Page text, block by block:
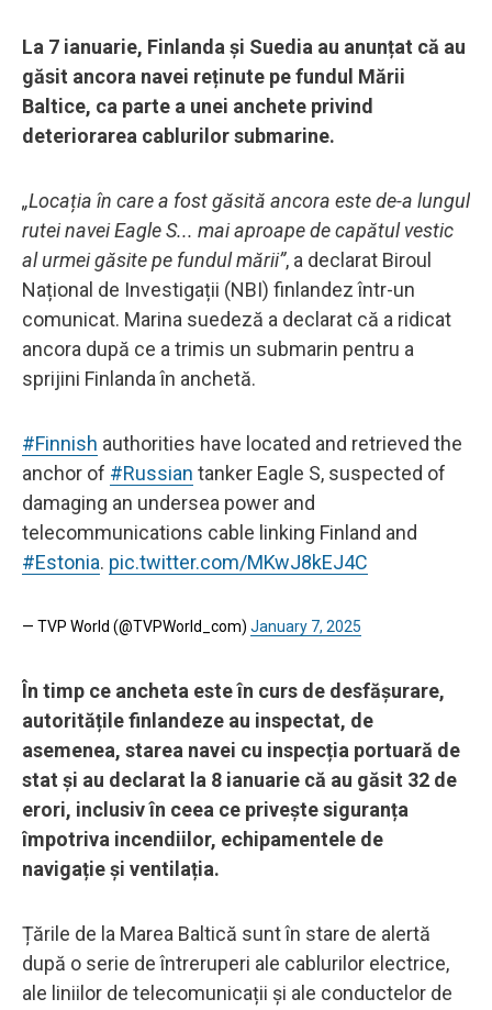
La 7 ianuarie, Finlanda și Suedia au anunțat că au
găsit ancora navei reținute pe fundul Mării
Baltice, ca parte a unei anchete privind
deteriorarea cablurilor submarine.
„Locația în care a fost găsită ancora este de-a lungul
rutei navei Eagle S... mai aproape de capătul vestic
al urmei găsite pe fundul mării”, a declarat Biroul
Național de Investigații (NBI) finlandez într-un
comunicat. Marina suedeză a declarat că a ridicat
ancora după ce a trimis un submarin pentru a
sprijini Finlanda în anchetă.
#Finnish authorities have located and retrieved the
anchor of #Russian tanker Eagle S, suspected of
damaging an undersea power and
telecommunications cable linking Finland and
#Estonia. pic.twitter.com/MKwJ8kEJ4C
— TVP World (@TVPWorld_com) January 7, 2025
În timp ce ancheta este în curs de desfășurare,
autoritățile finlandeze au inspectat, de
asemenea, starea navei cu inspecția portuară de
stat și au declarat la 8 ianuarie că au găsit 32 de
erori, inclusiv în ceea ce privește siguranța
împotriva incendiilor, echipamentele de
navigație și ventilația.
Țările de la Marea Baltică sunt în stare de alertă
după o serie de întreruperi ale cablurilor electrice,
ale liniilor de telecomunicații și ale conductelor de